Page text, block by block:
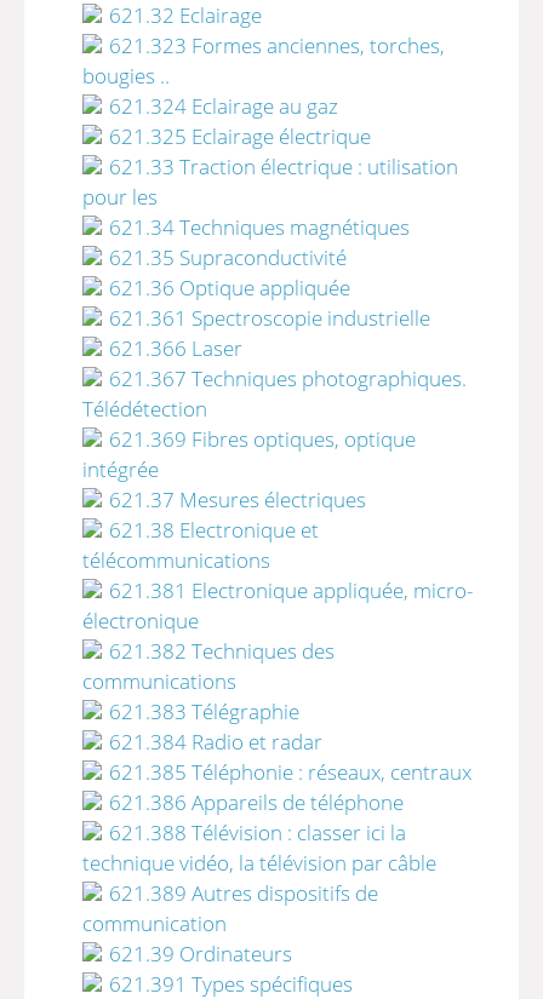
621.32 Eclairage
621.323 Formes anciennes, torches,
bougies ..
621.324 Eclairage au gaz
621.325 Eclairage électrique
621.33 Traction électrique : utilisation
pour les
621.34 Techniques magnétiques
621.35 Supraconductivité
621.36 Optique appliquée
621.361 Spectroscopie industrielle
621.366 Laser
621.367 Techniques photographiques.
Télédétection
621.369 Fibres optiques, optique
intégrée
621.37 Mesures électriques
621.38 Electronique et
télécommunications
621.381 Electronique appliquée, micro-
électronique
621.382 Techniques des
communications
621.383 Télégraphie
621.384 Radio et radar
621.385 Téléphonie : réseaux, centraux
621.386 Appareils de téléphone
621.388 Télévision : classer ici la
technique vidéo, la télévision par câble
621.389 Autres dispositifs de
communication
621.39 Ordinateurs
621.391 Types spécifiques